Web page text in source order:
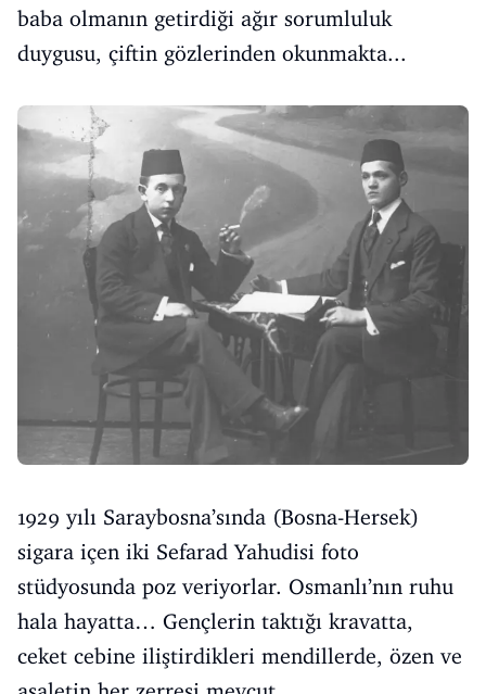
baba olmanın getirdiği ağır sorumluluk
duygusu, çiftin gözlerinden okunmakta...
1929 yılı Saraybosna’sında (Bosna-Hersek)
sigara içen iki Sefarad Yahudisi foto
stüdyosunda poz veriyorlar. Osmanlı’nın ruhu
hala hayatta… Gençlerin taktığı kravatta,
ceket cebine iliştirdikleri mendillerde, özen ve